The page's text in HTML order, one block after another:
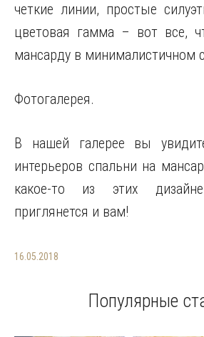
четкие линии, простые
цветовая гамма – вот все,
мансарду в минималистичном
Фотогалерея.
В нашей галерее вы
интерьеров спальни на
какое-то из этих
приглянется и вам!
16.05.2018
Популярные